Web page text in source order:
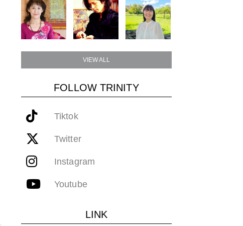
VIEW ALL
FOLLOW TRINITY
Tiktok
Twitter
Instagram
Youtube
LINK